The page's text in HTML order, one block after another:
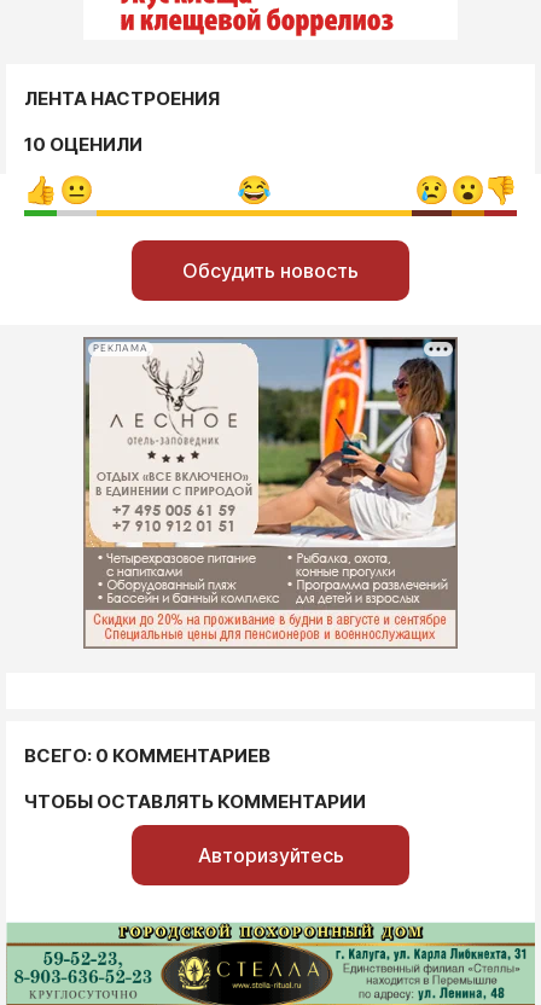
ЛЕНТА НАСТРОЕНИЯ
10 ОЦЕНИЛИ
Обсудить новость
РЕКЛАМА
ВСЕГО: 0 КОММЕНТАРИЕВ
ЧТОБЫ ОСТАВЛЯТЬ КОММЕНТАРИИ
Авторизуйтесь